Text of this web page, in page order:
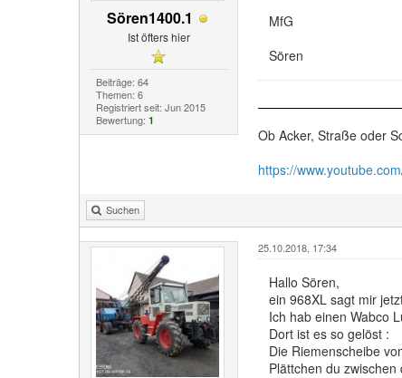
Sören1400.1
Ist öfters hier
Beiträge: 64
Themen: 6
Registriert seit: Jun 2015
Bewertung: 1
MfG
Sören
Ob Acker, Straße oder
https://
Suchen
25.10.2018, 17:34
Hallo Sören,
ein 968XL sagt mir
Ich hab einen Wabco
Dort ist es so gelöst :
Die Riemenscheibe
Plättchen du